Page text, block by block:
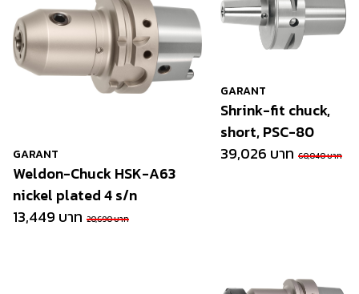
GARANT
Weldon-Chuck HSK-A63
nickel plated 4 s/n
13,449 บาท 20,690 บาท
GARANT
Shrink-fit chuck,
short, PSC-80
39,026 บาท 60,040 บาท